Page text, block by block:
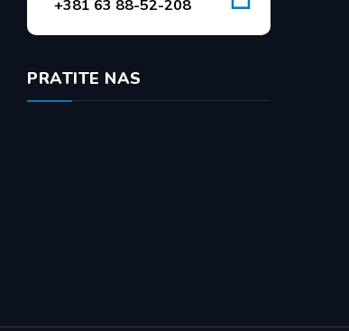
+381 63 88-52-208
PRATITE NAS